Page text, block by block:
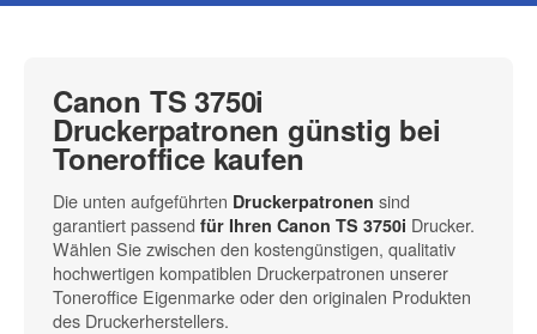
Canon TS 3750i
Druckerpatronen günstig bei
Toneroffice kaufen
Die unten aufgeführten Druckerpatronen sind
garantiert passend für Ihren Canon TS 3750i Drucker.
Wählen Sie zwischen den kostengünstigen, qualitativ
hochwertigen kompatiblen Druckerpatronen unserer
Toneroffice Eigenmarke oder den originalen Produkten
des Druckerherstellers.